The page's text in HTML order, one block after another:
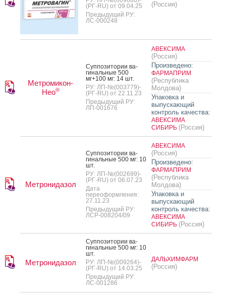
(РГ-RU) от 09.04.25
Предыдущий РУ:
ЛС-000248
(Россия)
Метромикон-
Нео®
Суп­по­зито­рии ва­
гиналь­ные 500
мг+100 мг: 14 шт.
РУ: ЛП-№(003779)-
(РГ-RU) от 22.11.23
Предыдущий РУ:
ЛП-001676
АВЕКСИМА
(Россия)
Произведено:
ФАРМАПРИМ
(Республика
Молдова)
Упаковка и
выпускающий
контроль качества:
АВЕКСИМА
СИБИРЬ (Россия)
Метронидазол
Суп­по­зито­рии ва­
гиналь­ные 500 мг: 10
шт.
РУ: ЛП-№(002699)-
(РГ-RU) от 06.07.23
Дата
переоформления:
27.11.23
Предыдущий РУ:
ЛСР-008204/09
АВЕКСИМА
(Россия)
Произведено:
ФАРМАПРИМ
(Республика
Молдова)
Упаковка и
выпускающий
контроль качества:
АВЕКСИМА
СИБИРЬ (Россия)
Метронидазол
Суп­по­зито­рии ва­
гиналь­ные 500 мг: 10
шт.
РУ: ЛП-№(009264)-
(РГ-RU) от 14.03.25
Предыдущий РУ:
ЛС-001286
ДАЛЬХИМФАРМ
(Россия)